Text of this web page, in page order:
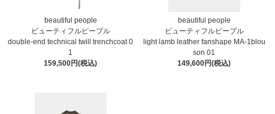
beautiful people
ビューティフルピープル
double-end technical twill trenchcoat 0
1
159,500円(税込)
beautiful people
ビューティフルピープル
light lamb leather fanshape MA-1blou
son 01
149,600円(税込)